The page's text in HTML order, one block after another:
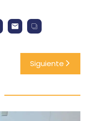
Siguiente